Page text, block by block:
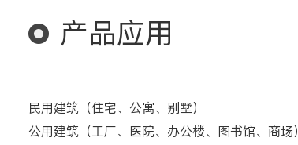
产品应用
民用建筑（住宅、公寓、别墅）
公用建筑（工厂、医院、办公楼、图书馆、商场）